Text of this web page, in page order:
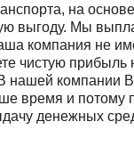
на
выгоду. Мы
компания не
чистую прибыль
нашей компании
время и потому
денежных